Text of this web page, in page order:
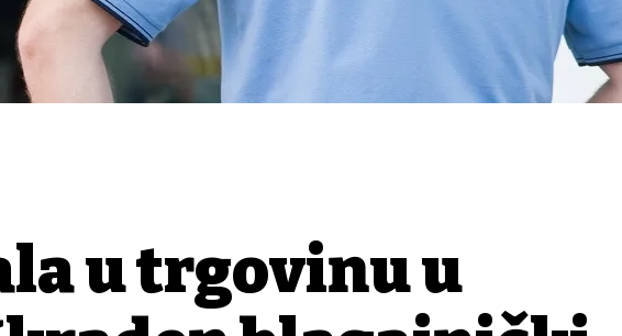
u trgovinu u